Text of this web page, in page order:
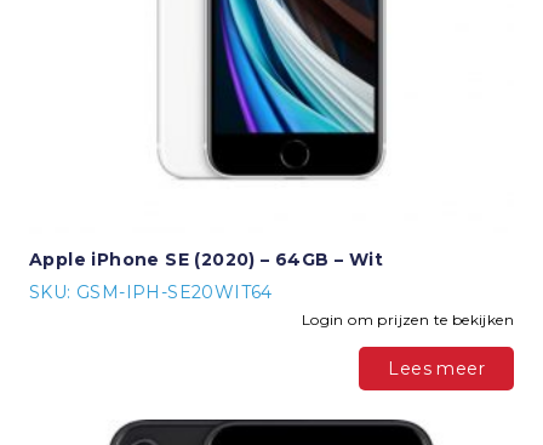
Apple iPhone SE (2020) – 64GB – Wit
SKU: GSM-IPH-SE20WIT64
Login om prijzen te bekijken
Lees meer